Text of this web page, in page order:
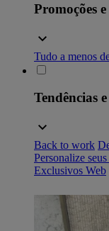
Promoções
Tudo a menos
Tendências
Back to work
Personalize
Exclusivos Web